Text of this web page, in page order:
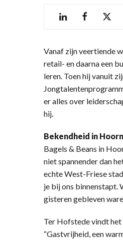
Vanaf zijn veertiende
retail- en daarna een
leren. Toen hij vanuit
er alles over
hij.
Bekendheid in Hoorn
Bagels & Beans in
niet spannender dan
echte West-Friese
je bij ons binnenstapt.
gisteren gebleven
Ter Hofstede vindt
“Gastvrijheid, een